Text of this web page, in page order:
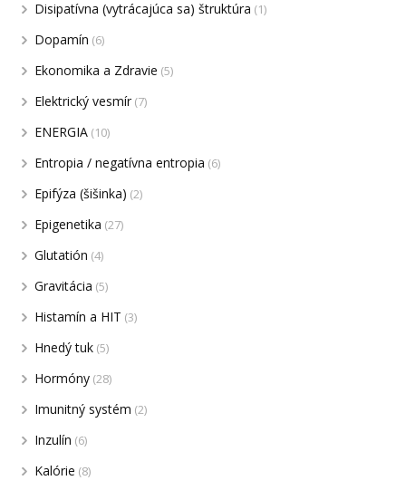
Disipatívna (vytrácajúca sa) štruktúra (1)
Dopamín (6)
Ekonomika a Zdravie (5)
Elektrický vesmír (7)
ENERGIA (10)
Entropia / negatívna entropia (6)
Epifýza (šišinka) (2)
Epigenetika (27)
Glutatión (4)
Gravitácia (5)
Histamín a HIT (3)
Hnedý tuk (5)
Hormóny (28)
Imunitný systém (2)
Inzulín (6)
Kalórie (8)